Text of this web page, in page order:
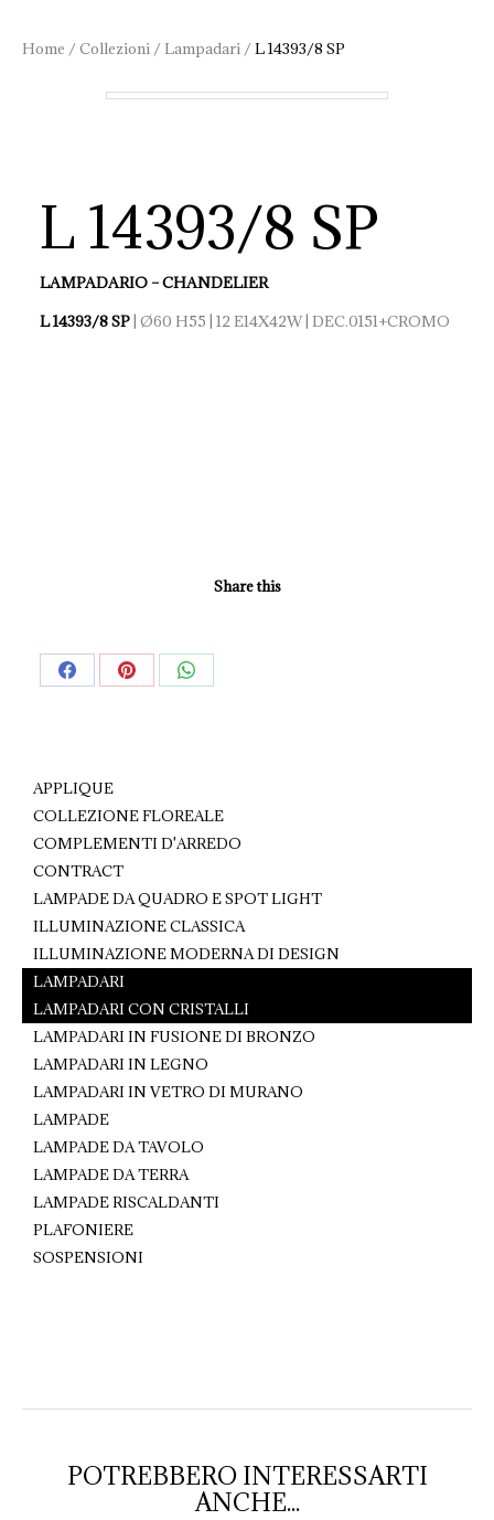
Home /Collezioni /Lampadari /L 14393/8 SP
L 14393/8 SP
LAMPADARIO – CHANDELIER
L 14393/8 SP | Ø60 H55 | 12 E14X42W | DEC.0151+CROMO
Share this
Share Share Share
APPLIQUE
COLLEZIONE FLOREALE
COMPLEMENTI D'ARREDO
CONTRACT
LAMPADE DA QUADRO E SPOT LIGHT
ILLUMINAZIONE CLASSICA
ILLUMINAZIONE MODERNA DI DESIGN
LAMPADARI
LAMPADARI CON CRISTALLI
LAMPADARI IN FUSIONE DI BRONZO
LAMPADARI IN LEGNO
LAMPADARI IN VETRO DI MURANO
LAMPADE
LAMPADE DA TAVOLO
LAMPADE DA TERRA
LAMPADE RISCALDANTI
PLAFONIERE
SOSPENSIONI
POTREBBERO INTERESSARTI
ANCHE...